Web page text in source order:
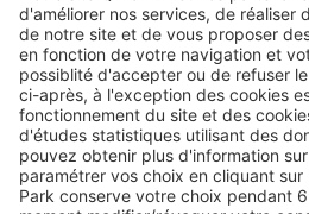
Cookies
Copyright